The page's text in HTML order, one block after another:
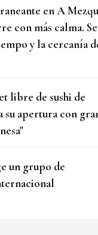
en A
con más calma. Se
y la cercanía
libre de sushi de
su apertura con
un grupo de